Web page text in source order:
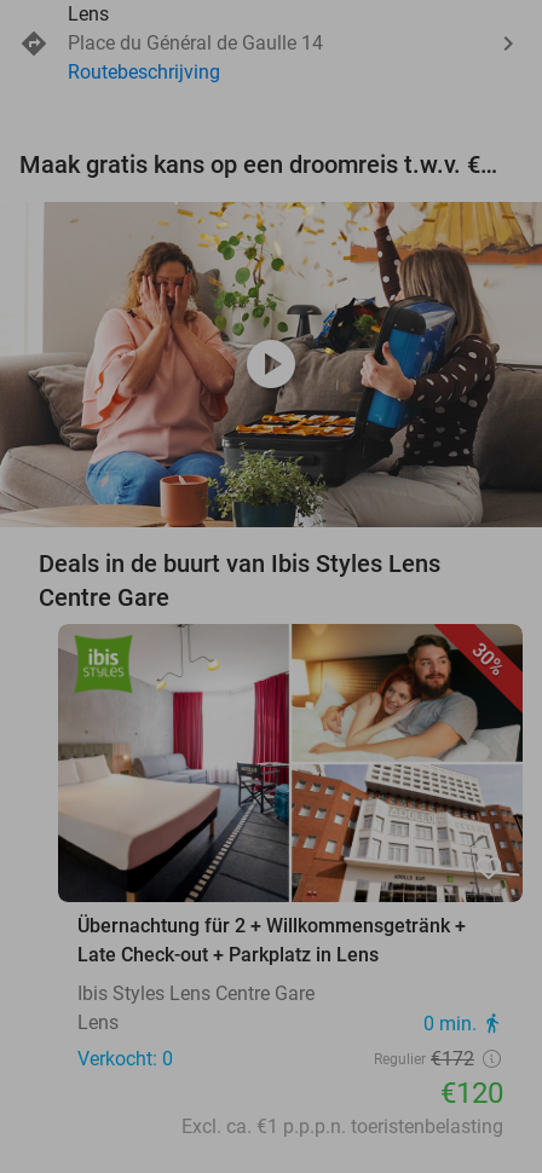
Lens
Place du Général de Gaulle 14
Routebeschrijving
Maak gratis kans op een droomreis t.w.v. €3.000!
play_circle
Deals in de buurt van Ibis Styles Lens
Centre Gare
30%
favorite_border
Übernachtung für 2 + Willkommensgetränk +
Late Check-out + Parkplatz in Lens
Ibis Styles Lens Centre Gare
Lens
0 min. directions_walk
Verkocht: 0 Regulier €172
€120
Excl. ca. €1 p.p.p.n. toeristenbelasting